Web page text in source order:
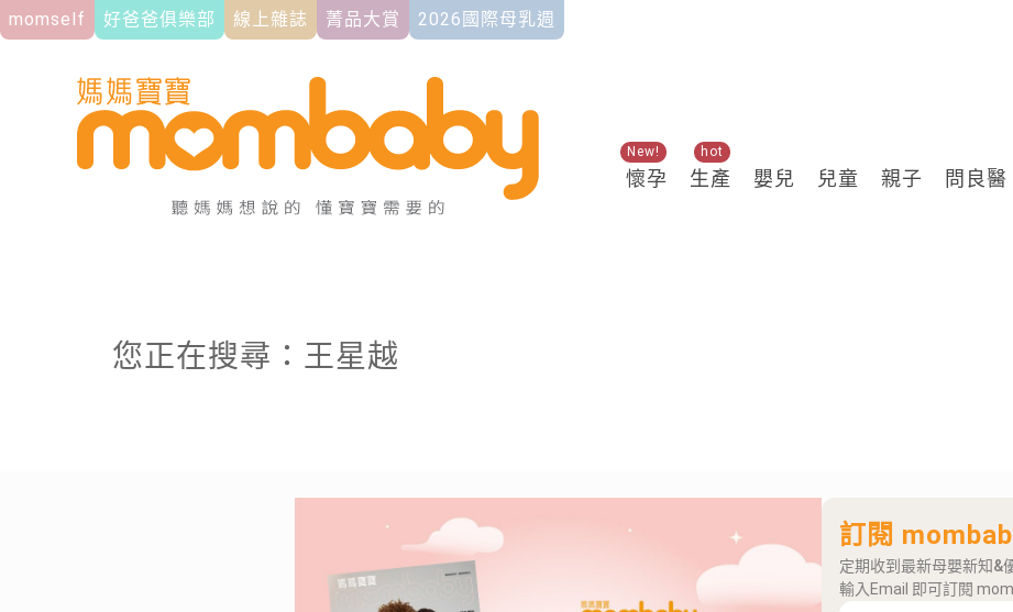
momself 好爸爸俱樂部 線上雜誌 菁品大賞 2026國際母乳週
懷孕
New!
生產
hot
嬰兒 兒童 親子 問良醫
關鍵熱搜
您正在搜尋：王星越
訂閱
定期收到最新母嬰新知&
輸入Email 即可訂閱